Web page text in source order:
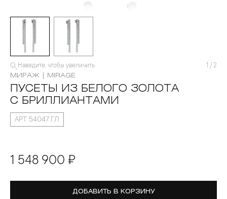
Наведите, чтобы увеличить 1 / 2
МИРАЖ | MIRAGE
ПУСЕТЫ ИЗ БЕЛОГО ЗОЛОТА
С БРИЛЛИАНТАМИ
АРТ. 54047 ГЛ
1 548 900 ₽
ДОБАВИТЬ В КОРЗИНУ